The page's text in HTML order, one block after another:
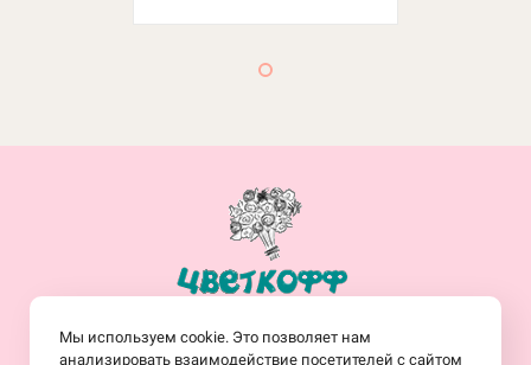
Заказать обратный звонок
Мы используем cookie. Это позволяет нам
анализировать взаимодействие посетителей с сайтом